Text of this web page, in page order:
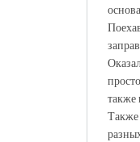
также
Также